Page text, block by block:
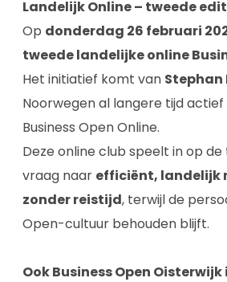
Landelijk Online – tweede
Op donderdag 26 februari
tweede landelijke online
Het initiatief komt van Stephan
Noorwegen al langere tijd actief
Business Open Online.
Deze online club speelt in op
vraag naar efficiënt, landelijk
zonder reistijd, terwijl de
Open-cultuur behouden blijft.
Ook Business Open Oisterwijk